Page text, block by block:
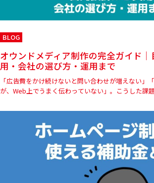
BLOG
オウンドメディア制作の完全ガイド
用・会社の選び方・運用まで
「広告費をかけ続けないと問い合わせが増えない」
が、Web上でうまく伝わっていない」。こうした課